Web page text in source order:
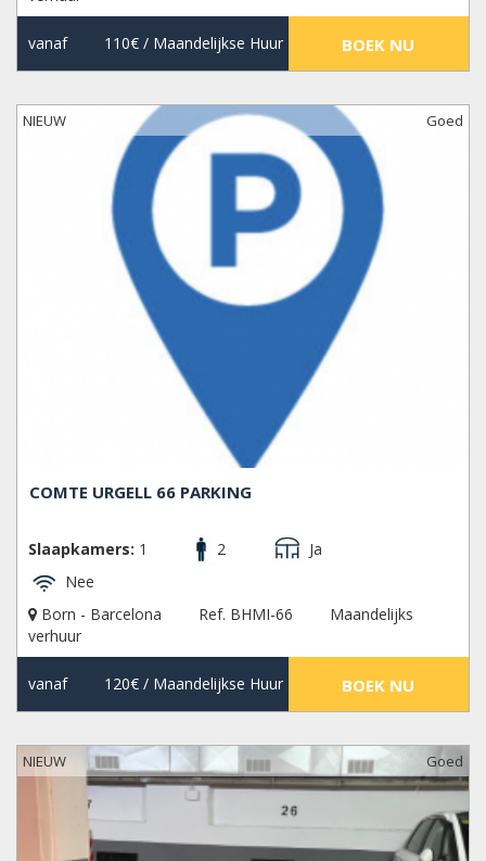
vanaf 110€/ Maandelijkse Huur BOEK NU
NIEUW Goed
COMTE URGELL 66 PARKING
Slaapkamers: 1 2
Ja
Nee
Born - Barcelona
Ref. BHMI-66
Maandelijks
verhuur
vanaf 120€/ Maandelijkse Huur BOEK NU
NIEUW Goed